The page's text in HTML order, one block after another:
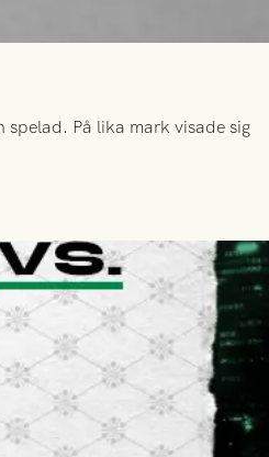
spelad. På lika mark visade sig